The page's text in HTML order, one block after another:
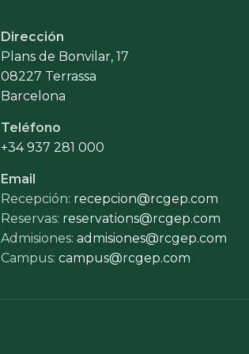
Dirección
Plans de Bonvilar, 17
08227 Terrassa
Barcelona
Teléfono
+34 937 281 000
Email
Recepción: recepcion@rcgep.com
Reservas: reservations@rcgep.com
Admisiones: admisiones@rcgep.com
Campus: campus@rcgep.com